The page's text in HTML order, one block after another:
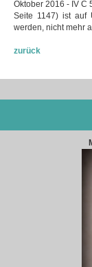
Oktober 2016 - IV C
Seite 1147) ist auf
werden, nicht mehr
zurück